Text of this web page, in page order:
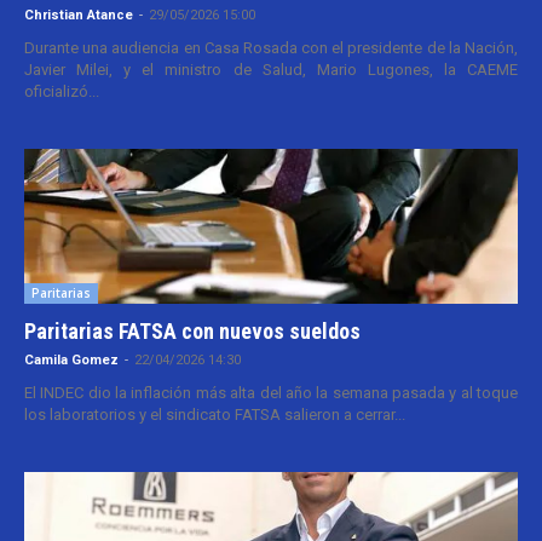
Christian Atance - 29/05/2026 15:00
Durante una audiencia en Casa Rosada con el presidente de la Nación,
Javier Milei, y el ministro de Salud, Mario Lugones, la CAEME
oficializó...
Paritarias
Paritarias FATSA con nuevos sueldos
Camila Gomez - 22/04/2026 14:30
El INDEC dio la inflación más alta del año la semana pasada y al toque
los laboratorios y el sindicato FATSA salieron a cerrar...